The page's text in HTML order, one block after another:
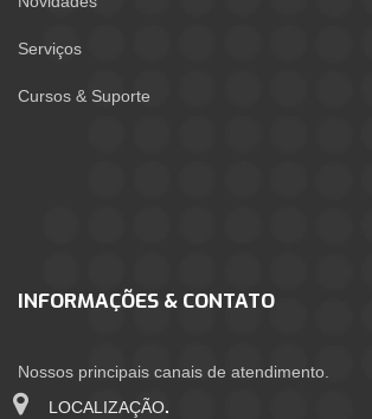
Serviços
Cursos & Suporte
INFORMAÇÕES & CONTATO
Nossos principais canais de atendimento.
LOCALIZAÇÃO.